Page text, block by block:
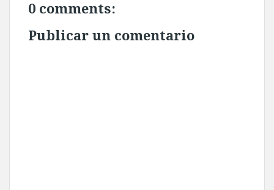
0 comments:
Publicar un comentario